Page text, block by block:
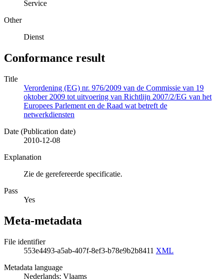
Service
Other
Dienst
Conformance result
Title
Verordening (EG) nr. 976/2009 van de Commissie van 19
oktober 2009 tot uitvoering van Richtlijn 2007/2/EG van het
Europees Parlement en de Raad wat betreft de
netwerkdiensten
Date (Publication date)
2010-12-08
Explanation
Zie de gerefereerde specificatie.
Pass
Yes
Meta-metadata
File identifier
553e4493-a5ab-407f-8ef3-b78e9b2b8411 XML
Metadata language
Nederlands; Vlaams